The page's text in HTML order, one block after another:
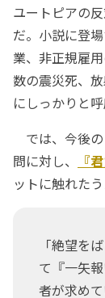
ユートピアの
だ。小説に登
業、非正規雇
数の震災死、
にしっかりと
では、今後
問に対し、
『
ットに触れた
「絶望を
て『一矢
者が求め